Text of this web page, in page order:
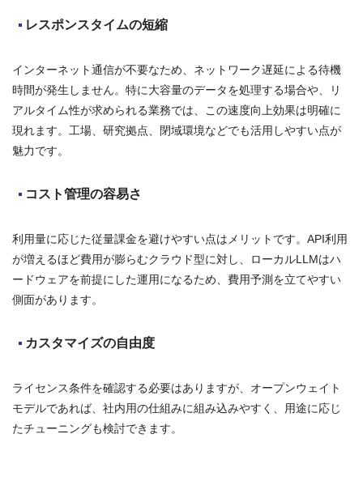
レスポンスタイムの短縮
インターネット通信が不要なため、ネットワーク遅延による待機
時間が発生しません。特に大容量のデータを処理する場合や、リ
アルタイム性が求められる業務では、この速度向上効果は明確に
現れます。工場、研究拠点、閉域環境などでも活用しやすい点が
魅力です。
コスト管理の容易さ
利用量に応じた従量課金を避けやすい点はメリットです。API利用
が増えるほど費用が膨らむクラウド型に対し、ローカルLLMはハ
ードウェアを前提にした運用になるため、費用予測を立てやすい
側面があります。
カスタマイズの自由度
ライセンス条件を確認する必要はありますが、オープンウェイト
モデルであれば、社内用の仕組みに組み込みやすく、用途に応じ
たチューニングも検討できます。